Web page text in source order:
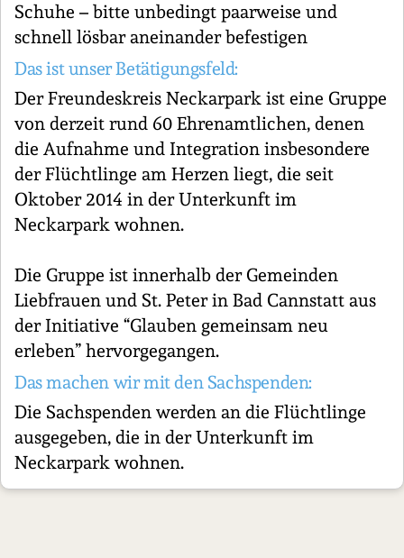
Schuhe – bitte unbedingt paarweise und
schnell lösbar aneinander befestigen
Das ist unser Betätigungsfeld:
Der Freundeskreis Neckarpark ist eine Gruppe
von derzeit rund 60 Ehrenamtlichen, denen
die Aufnahme und Integration insbesondere
der Flüchtlinge am Herzen liegt, die seit
Oktober 2014 in der Unterkunft im
Neckarpark wohnen.
Die Gruppe ist innerhalb der Gemeinden
Liebfrauen und St. Peter in Bad Cannstatt aus
der Initiative “Glauben gemeinsam neu
erleben” hervorgegangen.
Das machen wir mit den Sachspenden:
Die Sachspenden werden an die Flüchtlinge
ausgegeben, die in der Unterkunft im
Neckarpark wohnen.